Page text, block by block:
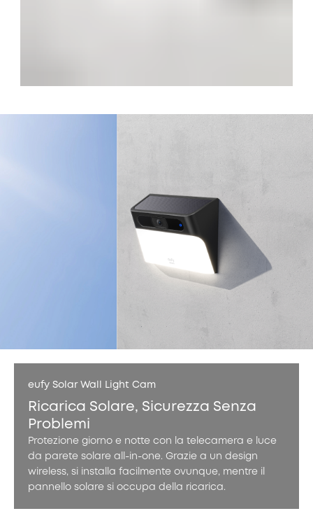
eufy Solar Wall Light Cam
Ricarica Solare, Sicurezza Senza
Problemi
Protezione giorno e notte con la telecamera e luce
da parete solare all-in-one. Grazie a un design
wireless, si installa facilmente ovunque, mentre il
pannello solare si occupa della ricarica.